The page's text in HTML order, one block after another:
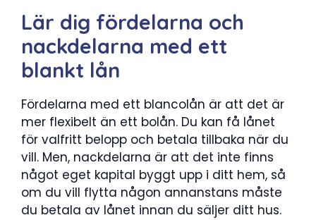
Lär dig fördelarna och
nackdelarna med ett
blankt lån
Fördelarna med ett blancolån är att det är
mer flexibelt än ett bolån. Du kan få lånet
för valfritt belopp och betala tillbaka när du
vill. Men, nackdelarna är att det inte finns
något eget kapital byggt upp i ditt hem, så
om du vill flytta någon annanstans måste
du betala av lånet innan du säljer ditt hus.